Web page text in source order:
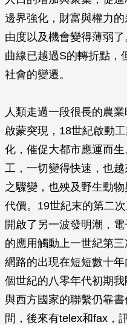
邊界強化，財富與權力
由度以及機會變得薄弱
曲線已越過S的轉折點，
社會的變遷。
人類走過一段很長的農
啟蒙突現，18世紀啟動
化，催促大都市應運而
工，一切變得快速，也
之驟變，也殃及野生動
代價。19世紀末的第二
開啟了另一波發明潮，
的應用觸動上一世紀第
網路的出現在短短數十
個世紀的八零年代初期
與西方國家的聯繫仍靠
間，後來有telex和fax，